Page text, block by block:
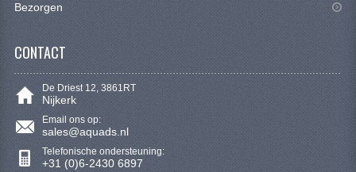
Bezorgen
CONTACT
De Driest 12, 3861RT
Nijkerk
Email ons op:
sales@aquads.nl
Telefonische ondersteuning:
+31 (0)6-2430 6897